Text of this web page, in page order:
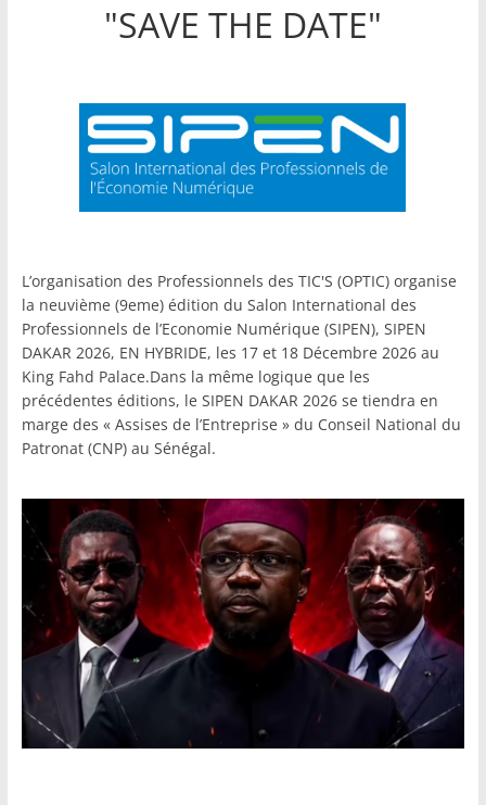
"SAVE THE DATE"
L’organisation des Professionnels des TIC'S (OPTIC) organise
la neuvième (9eme) édition du Salon International des
Professionnels de l’Economie Numérique (SIPEN), SIPEN
DAKAR 2026, EN HYBRIDE, les 17 et 18 Décembre 2026 au
King Fahd Palace.Dans la même logique que les
précédentes éditions, le SIPEN DAKAR 2026 se tiendra en
marge des « Assises de l’Entreprise » du Conseil National du
Patronat (CNP) au Sénégal.